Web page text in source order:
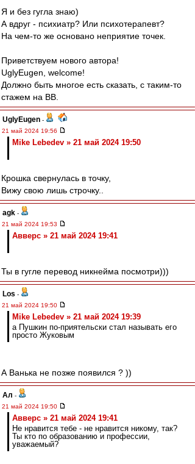
Я и без гугла знаю)
А вдруг - психиатр? Или психотерапевт?
На чем-то же основано неприятие точек.
Приветствуем нового автора!
UglyEugen, welcome!
Должно быть многое есть сказать, с таким-то
стажем на ВВ.
UglyEugen -
21 май 2024 19:56
Mike Lebedev » 21 май 2024 19:50
Крошка свернулась в точку,
Вижу свою лишь строчку..
agk -
21 май 2024 19:53
Авверс » 21 май 2024 19:41
Ты в гугле перевод никнейма посмотри)))
Los -
21 май 2024 19:50
Mike Lebedev » 21 май 2024 19:39
а Пушкин по-приятельски стал называть его
просто Жуковым
А Ванька не позже появился ? ))
Ал -
21 май 2024 19:50
Авверс » 21 май 2024 19:41
Не нравится тебе - не нравится никому, так?
Ты кто по образованию и профессии,
уважаемый?